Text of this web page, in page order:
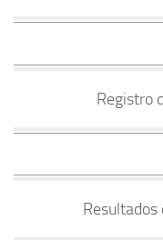
Registro